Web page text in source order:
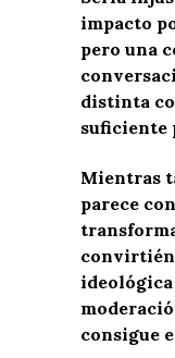
impacto
pero una
distinta
suficiente
Mientras
parece
ideológica
consigue